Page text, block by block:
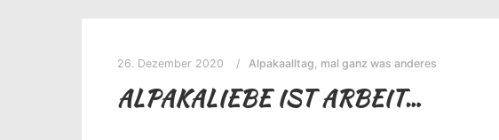
26. Dezember 2020 Alpakaalltag, mal ganz was anderes
ALPAKALIEBE IST ARBEIT…